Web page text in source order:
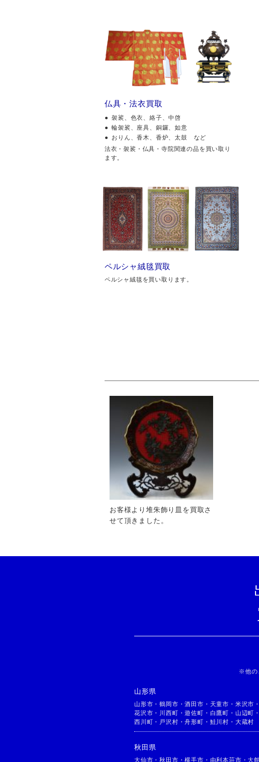
仏具・法衣買取
袈裟、色衣、絡子、中啓
輪袈裟、座具、銅鑼、如意
おりん、香木、香炉、太鼓 など
法衣・袈裟・仏具・寺院関連の品を買い取り
ます。
ペルシャ絨毯買取
ペルシャ絨毯を買い取ります。
お客様より堆朱飾り皿を買取さ
せて頂きました。
※他の
山形県
山形市 ・鶴岡市 ・酒田市 ・ 天童市 ・ 米沢市
花沢市 ・ 川西町 ・遊佐町 ・ 白鷹町 ・ 山辺町
西川町 ・ 戸沢村 ・舟形町 ・ 鮭川村 ・ 大蔵村
秋田県
大仙市 ・秋田市 ・横手市 ・ 由利本荘市 ・大